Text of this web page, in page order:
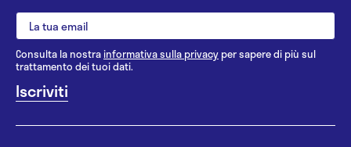
Consulta la nostrainformativa sulla privacy per sapere di più sul
trattamento dei tuoi dati.